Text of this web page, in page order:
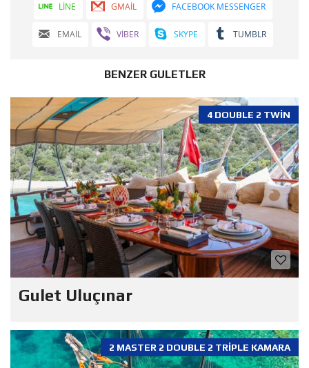
LINE GMAIL FACEBOOK MESSENGER
EMAIL VIBER SKYPE TUMBLR
BENZER GULETLER
4 DOUBLE 2 TWIN
Gulet Uluçınar
2 MASTER 2 DOUBLE 2 TRIPLE KAMARA